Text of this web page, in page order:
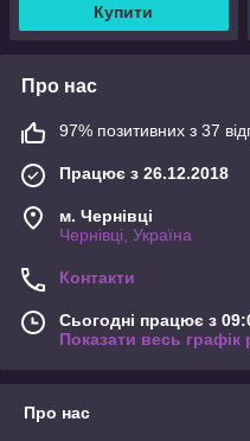
Купити
Про нас
97% позитивних з 37
Працює з 26.12.2018
м. Чернівці
Чернівці, Україна
Контакти
Сьогодні працює з
Показати весь графік
Про нас